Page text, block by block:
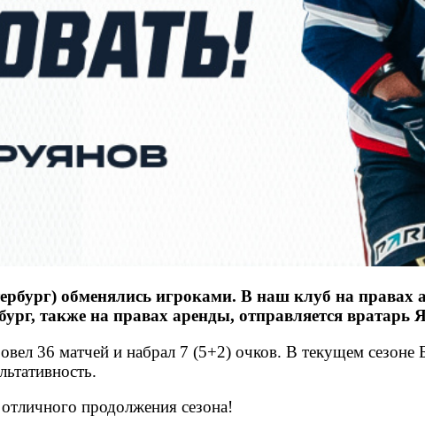
обменялись игроками. В наш клуб на правах
также на правах аренды, отправляется
36 матчей и набрал 7 (5+2) очков. В текущем
продолжения сезона!